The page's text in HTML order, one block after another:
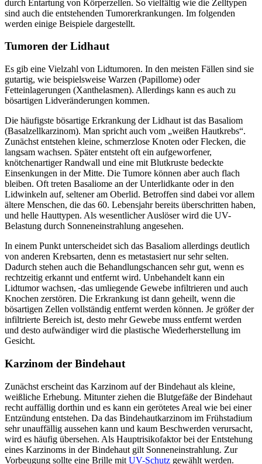
durch Entartung von Körperzellen. So vielfältig wie die Zelltypen
sind auch die entstehenden Tumorerkrankungen. Im folgenden
werden einige Beispiele dargestellt.
Tumoren der Lidhaut
Es gib eine Vielzahl von Lidtumoren. In den meisten Fällen sind sie
gutartig, wie beispielsweise Warzen (Papillome) oder
Fetteinlagerungen (Xanthelasmen). Allerdings kann es auch zu
bösartigen Lidveränderungen kommen.
Die häufigste bösartige Erkrankung der Lidhaut ist das Basaliom
(Basalzellkarzinom). Man spricht auch vom „weißen Hautkrebs“.
Zunächst entstehen kleine, schmerzlose Knoten oder Flecken, die
langsam wachsen. Später entsteht oft ein aufgeworfener,
knötchenartiger Randwall und eine mit Blutkruste bedeckte
Einsenkungen in der Mitte. Die Tumore können aber auch flach
bleiben. Oft treten Basaliome an der Unterlidkante oder in den
Lidwinkeln auf, seltener am Oberlid. Betroffen sind dabei vor allem
ältere Menschen, die das 60. Lebensjahr bereits überschritten haben,
und helle Hauttypen. Als wesentlicher Auslöser wird die UV-
Belastung durch Sonneneinstrahlung angesehen.
In einem Punkt unterscheidet sich das Basaliom allerdings deutlich
von anderen Krebsarten, denn es metastasiert nur sehr selten.
Dadurch stehen auch die Behandlungschancen sehr gut, wenn es
rechtzeitig erkannt und entfernt wird. Unbehandelt kann ein
Lidtumor wachsen, das umliegende Gewebe infiltrieren und auch
Knochen zerstören. Die Erkrankung ist dann geheilt, wenn die
bösartigen Zellen vollständig entfernt werden können. Je größer der
infiltrierte Bereich ist, desto mehr Gewebe muss entfernt werden
und desto aufwändiger wird die plastische Wiederherstellung im
Gesicht.
Karzinom der Bindehaut
Zunächst erscheint das Karzinom auf der Bindehaut als kleine,
weißliche Erhebung. Mitunter ziehen die Blutgefäße der Bindehaut
recht auffällig dorthin und es kann ein gerötetes Areal wie bei einer
Entzündung entstehen. Da das Bindehautkarzinom im Frühstadium
sehr unauffällig aussehen kann und kaum Beschwerden verursacht,
wird es häufig übersehen. Als Hauptrisikofaktor bei der Entstehung
eines Karzinoms in der Bindehaut gilt Sonneneinstrahlung. Zur
Vorbeugung sollte eine Brille mit UV-Schutz gewählt werden.